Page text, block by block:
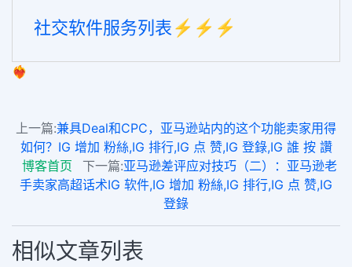
社交软件服务列表⚡️⚡️⚡️
❤️‍🔥
上一篇:兼具Deal和CPC，亚马逊站内的这个功能卖家用得
如何？IG 增加 粉絲,IG 排行,IG 点 赞,IG 登錄,IG 誰 按 讚
博客首页
下一篇:亚马逊差评应对技巧（二）：亚马逊老
手卖家高超话术IG 软件,IG 增加 粉絲,IG 排行,IG 点 赞,IG
登錄
相似文章列表